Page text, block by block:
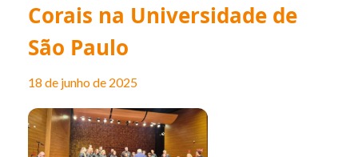
Corais na Universidade de
São Paulo
18 de junho de 2025